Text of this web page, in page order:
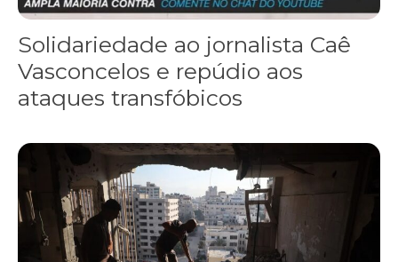
Solidariedade ao jornalista Caê
Vasconcelos e repúdio aos
ataques transfóbicos
“Funeral para toda Gaza” — enquanto o Conselho da Paz